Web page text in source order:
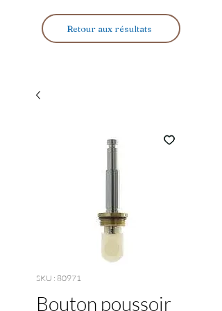
Retour aux résultats
SKU : 80971
Bouton poussoir